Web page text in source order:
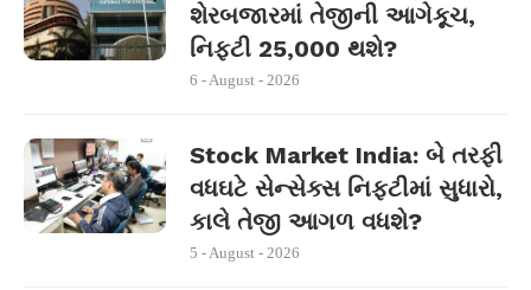
શેરબજારમાં તેજીની આગેકૂચ,
નિફ્ટી 25,000 થશે?
6 - August - 2026
Stock Market India: બે તરફી
વધઘટે સેન્સેક્સ નિફ્ટીમાં સુધારો,
કાલે તેજી આગળ વધશે?
5 - August - 2026